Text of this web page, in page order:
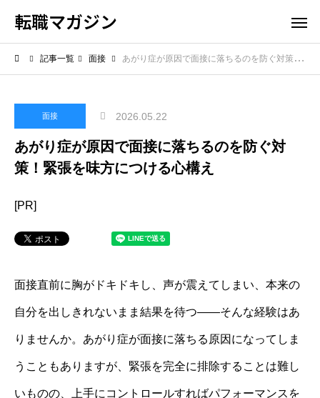
転職マガジン
記事一覧 面接 あがり症が原因で面接に落ちるのを防ぐ対策！緊張を味方につける心構え
面接 2026.05.22
あがり症が原因で面接に落ちるのを防ぐ対
策！緊張を味方につける心構え
[PR]
面接直前に胸がドキドキし、声が震えてしまい、本来の
自分を出しきれないまま結果を待つ――そんな経験はあ
りませんか。あがり症が面接に落ちる原因になってしま
うこともありますが、緊張を完全に排除することは難し
いものの、上手にコントロールすればパフォーマンスを